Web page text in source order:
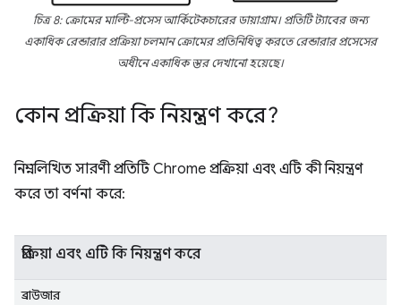
চিত্র 8: ক্রোমের মাল্টি-প্রসেস আর্কিটেকচারের ডায়াগ্রাম। প্রতিটি ট্যাবের জন্য
একাধিক রেন্ডারার প্রক্রিয়া চলমান ক্রোমের প্রতিনিধিত্ব করতে রেন্ডারার প্রসেসের
অধীনে একাধিক স্তর দেখানো হয়েছে।
কোন প্রক্রিয়া কি নিয়ন্ত্রণ করে?
নিম্নলিখিত সারণী প্রতিটি Chrome প্রক্রিয়া এবং এটি কী নিয়ন্ত্রণ
করে তা বর্ণনা করে:
প্রক্রিয়া এবং এটি কি নিয়ন্ত্রণ করে
ব্রাউজার